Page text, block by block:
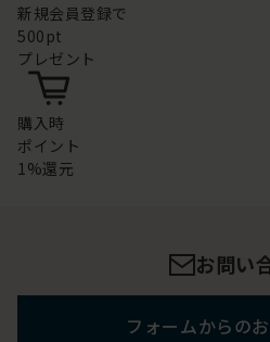
新規会員登録で
500pt
プレゼント
購入時
ポイント
1%還元
お問い
フォームからの